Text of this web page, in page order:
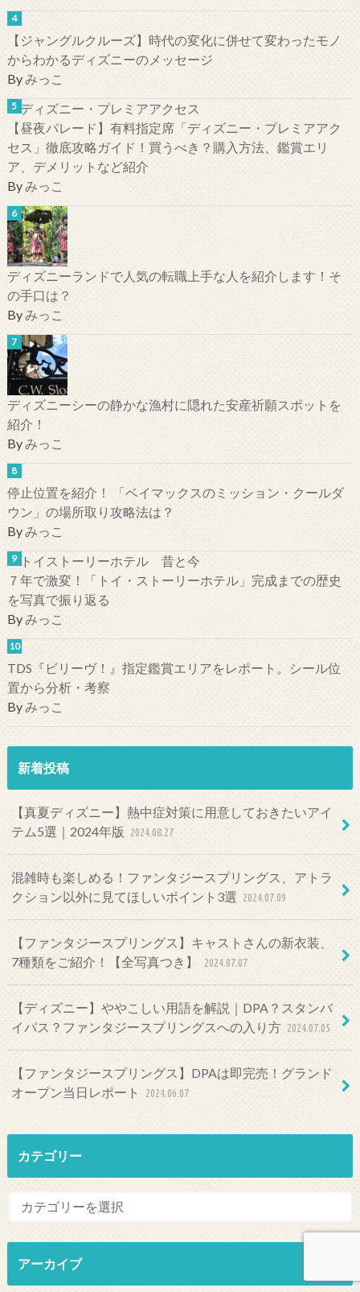
【ジャングルクルーズ】時代の変化に併せて変わったモノ
からわかるディズニーのメッセージ
Byみっこ
【昼夜パレード】有料指定席「ディズニー・プレミアアク
セス」徹底攻略ガイド！買うべき？購入方法、鑑賞エリ
ア、デメリットなど紹介
Byみっこ
ディズニーランドで人気の転職上手な人を紹介します！そ
の手口は？
Byみっこ
ディズニーシーの静かな漁村に隠れた安産祈願スポットを
紹介！
Byみっこ
停止位置を紹介！ 「ベイマックスのミッション・クールダ
ウン」の場所取り攻略法は？
Byみっこ
７年で激変！「トイ・ストーリーホテル」完成までの歴史
を写真で振り返る
Byみっこ
TDS『ビリーヴ！』指定鑑賞エリアをレポート。シール位
置から分析・考察
Byみっこ
新着投稿
【真夏ディズニー】熱中症対策に用意しておきたいアイ
テム5選｜2024年版
2024.08.27
混雑時も楽しめる！ファンタジースプリングス、アトラ
クション以外に見てほしいポイント3選 2024.07.09
【ファンタジースプリングス】キャストさんの新衣装、
7種類をご紹介！【全写真つき】
2024.07.07
【ディズニー】ややこしい用語を解説｜DPA？スタンバ
イパス？ファンタジースプリングスへの入り方 2024.07.05
【ファンタジースプリングス】DPAは即完売！グランド
オープン当日レポート
2024.06.07
カテゴリー
アーカイブ